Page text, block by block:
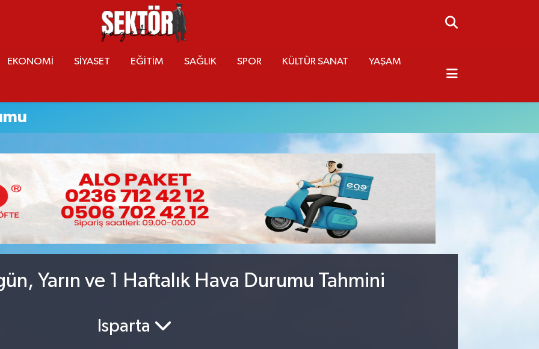
EKONOMİ SİYASET EĞİTİM SAĞLIK SPOR KÜLTÜR SANAT YAŞAM
Yarın ve 1 Haftalık Hava Durumu Tahmini
Isparta